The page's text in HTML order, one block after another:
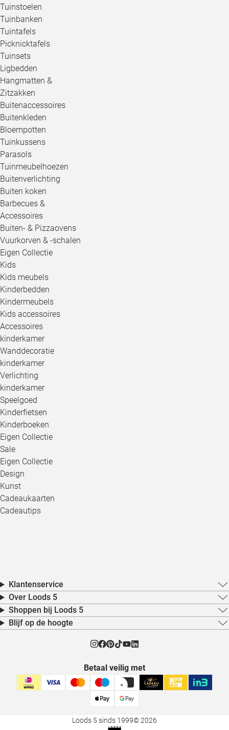
Tuinstoelen
Tuinbanken
Tuintafels
Picknicktafels
Tuinsets
Ligbedden
Hangmatten &
Zitzakken
Buitenaccessoires
Buitenkleden
Bloempotten
Tuinkussens
Parasols
Tuinmeubelhoezen
Buitenverlichting
Buiten koken
Barbecues &
Accessoires
Buiten- & Pizzaovens
Vuurkorven & -schalen
Eigen Collectie
Kids
Kids meubels
Kinderbedden
Kindermeubels
Kids accessoires
Accessoires
kinderkamer
Wanddecoratie
kinderkamer
Verlichting
kinderkamer
Speelgoed
Kinderfietsen
Kinderboeken
Eigen Collectie
Sale
Eigen Collectie
Design
Kunst
Cadeaukaarten
Cadeautips
Klantenservice
Over Loods 5
Shoppen bij Loods 5
Blijf op de hoogte
Betaal veilig met
Loods 5 sinds 1999© 2026